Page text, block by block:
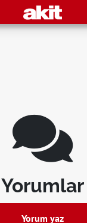
Yorumlar
Yorum yaz